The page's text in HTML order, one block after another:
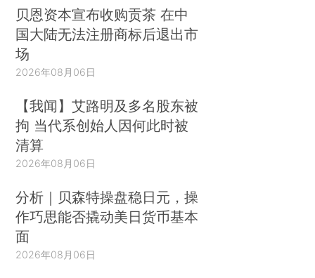
贝恩资本宣布收购贡茶 在中
国大陆无法注册商标后退出市
场
2026年08月06日
【我闻】艾路明及多名股东被
拘 当代系创始人因何此时被
清算
2026年08月06日
分析｜贝森特操盘稳日元，操
作巧思能否撬动美日货币基本
面
2026年08月06日